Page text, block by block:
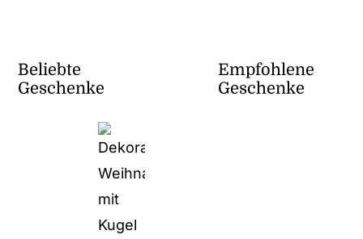
Beliebte
Geschenke
Empfohlene
Geschenke